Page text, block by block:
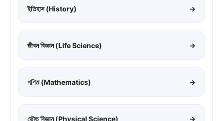
ইতিহাস (History) →
জীবন বিজ্ঞান (Life Science) →
গণিত (Mathematics) →
ভৌত বিজ্ঞান (Physical Science) →